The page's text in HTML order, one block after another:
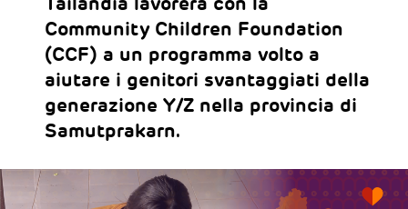
Community Children Foundation
(CCF) a un programma volto a
aiutare i genitori svantaggiati della
generazione Y/Z nella provincia di
Samutprakarn.